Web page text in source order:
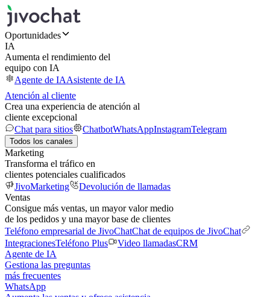
Oportunidades
IA
Aumenta el rendimiento del
equipo con IA
Agente de IAAsistente de IA
Atención al cliente
Crea una experiencia de atención al
cliente excepcional
Chat para sitios
ChatbotWhatsAppInstagramTelegram
Todos los canales
Marketing
Transforma el tráfico en
clientes potenciales cualificados
JivoMarketing
Devolución de llamadas
Ventas
Consigue más ventas, un mayor valor medio
de los pedidos y una mayor base de clientes
Teléfono empresarial de JivoChatChat de equipos de JivoChat
IntegracionesTeléfono Plus Video llamadasCRM
Agente de IA
Gestiona las preguntas
más frecuentes
WhatsApp